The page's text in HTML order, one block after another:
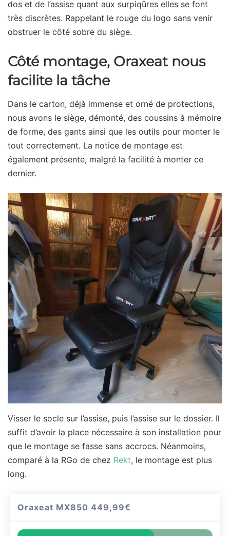
dos et de l’assise quant aux surpiqûres elles se font
très discrètes. Rappelant le rouge du logo sans venir
obstruer le côté sobre du siège.
Côté montage, Oraxeat nous
facilite la tâche
Dans le carton, déjà immense et orné de protections,
nous avons le siège, démonté, des coussins à mémoire
de forme, des gants ainsi que les outils pour monter le
tout correctement. La notice de montage est
également présente, malgré la facilité à monter ce
dernier.
Visser le socle sur l’assise, puis l’assise sur le dossier. Il
suffit d’avoir la place nécessaire à son installation pour
que le montage se fasse sans accrocs. Néanmoins,
comparé à la RGo de chez Rekt, le montage est plus
long.
Oraxeat MX850449,99€